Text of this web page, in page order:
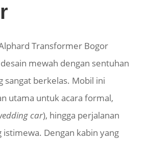
Transformer Bogor
mewah dengan sentuhan
sangat berkelas. Mobil ini
utama untuk acara formal,
car), hingga perjalanan
istimewa. Dengan kabin yang